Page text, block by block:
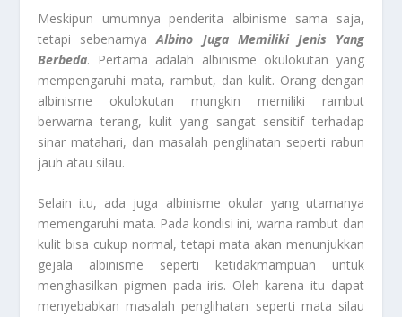
Meskipun umumnya penderita albinisme sama saja,
tetapi sebenarnyaAlbino Juga Memiliki Jenis Yang
Berbeda. Pertama adalah albinisme okulokutan yang
mempengaruhi mata, rambut, dan kulit. Orang dengan
albinisme okulokutan mungkin memiliki rambut
berwarna terang, kulit yang sangat sensitif terhadap
sinar matahari, dan masalah penglihatan seperti rabun
jauh atau silau.
Selain itu, ada juga albinisme okular yang utamanya
memengaruhi mata. Pada kondisi ini, warna rambut dan
kulit bisa cukup normal, tetapi mata akan menunjukkan
gejala albinisme seperti ketidakmampuan untuk
menghasilkan pigmen pada iris. Oleh karena itu dapat
menyebabkan masalah penglihatan seperti mata silau